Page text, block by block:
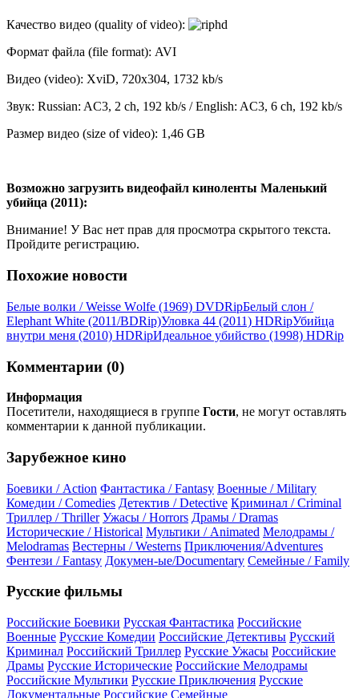
Качество видео (quality of video):
Формат файла (file format): AVI
Видео (video): XviD, 720x304, 1732 kb/s
Звук: Russian: AC3, 2 ch, 192 kb/s / English: AC3, 6 ch, 192 kb/s
Размер видео (size of video): 1,46 GB
Возможно загрузить видеофайл киноленты Маленький
убийца (2011):
Внимание! У Вас нет прав для просмотра скрытого текста.
Пройдите регистрацию.
Похожие новости
Белые волки / Weisse Wоlfe (1969) DVDRірБелый слон /
Elephant White (2011/BDRір)Уловка 44 (2011) НDRірУбийца
внутри меня (2010) НDRірИдеальное убийство (1998) НDRір
Комментарии (0)
Информация
Посетители, находящиеся в группе Гости, не могут оставлять
комментарии к данной публикации.
Зарубежное кино
Боевики / Action Фантастика / Fantasy Военные / Military
Комедии / Comedies Детектив / Detective Криминал / Criminal
Триллер / Thriller Ужасы / Horrors Драмы / Dramas
Исторические / Historical Мультики / Animated Мелодрамы /
Melodramas Вестерны / Westerns Приключения/Adventures
Фентези / Fantasy Докумен-ые/Documentary Семейные / Family
Русские фильмы
Российские Боевики Русская Фантастика Российские
Военные Русские Комедии Российские Детективы Русский
Криминал Российский Триллер Русские Ужасы Российские
Драмы Русские Исторические Российские Мелодрамы
Российские Мультики Русские Приключения Русские
Документальные Российские Семейные